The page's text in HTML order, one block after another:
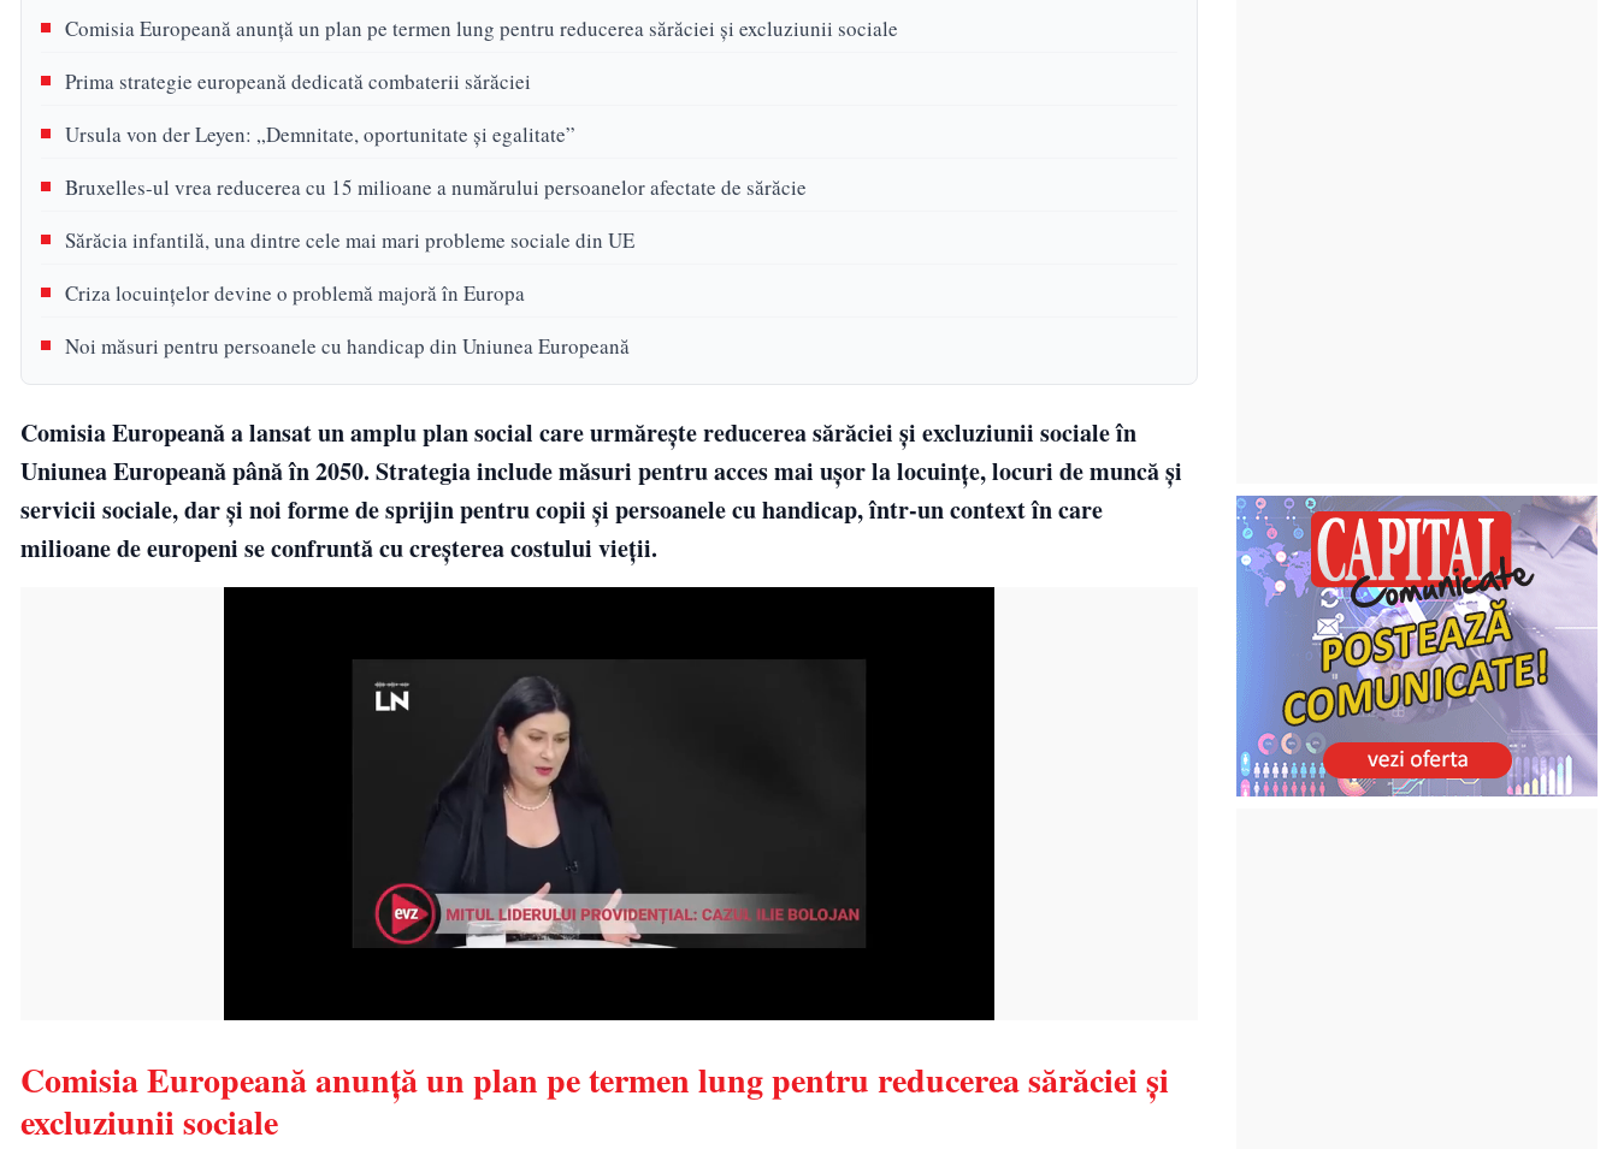
Comisia Europeană anunță un plan pe termen lung pentru reducerea sărăciei și excluziunii sociale
Prima strategie europeană dedicată combaterii sărăciei
Ursula von der Leyen: „Demnitate, oportunitate şi egalitate”
Bruxelles-ul vrea reducerea cu 15 milioane a numărului persoanelor afectate de sărăcie
Sărăcia infantilă, una dintre cele mai mari probleme sociale din UE
Criza locuințelor devine o problemă majoră în Europa
Noi măsuri pentru persoanele cu handicap din Uniunea Europeană
Comisia Europeană a lansat un amplu plan social care urmărește reducerea sărăciei și excluziunii sociale în
Uniunea Europeană până în 2050. Strategia include măsuri pentru acces mai ușor la locuințe, locuri de muncă și
servicii sociale, dar și noi forme de sprijin pentru copii și persoanele cu handicap, într-un context în care
milioane de europeni se confruntă cu creșterea costului vieții.
Comisia Europeană anunță un plan pe termen lung pentru reducerea sărăciei și
excluziunii sociale